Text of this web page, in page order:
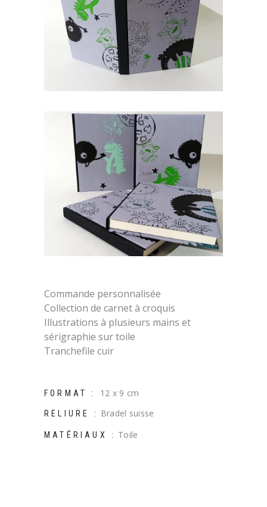
Commande personnalisée
Collection de carnet à croquis
Illustrations à plusieurs mains et
sérigraphie sur toile
Tranchefile cuir
FORMAT : 12 x 9 cm
RELIURE : Bradel suisse
MATÉRIAUX : Toile